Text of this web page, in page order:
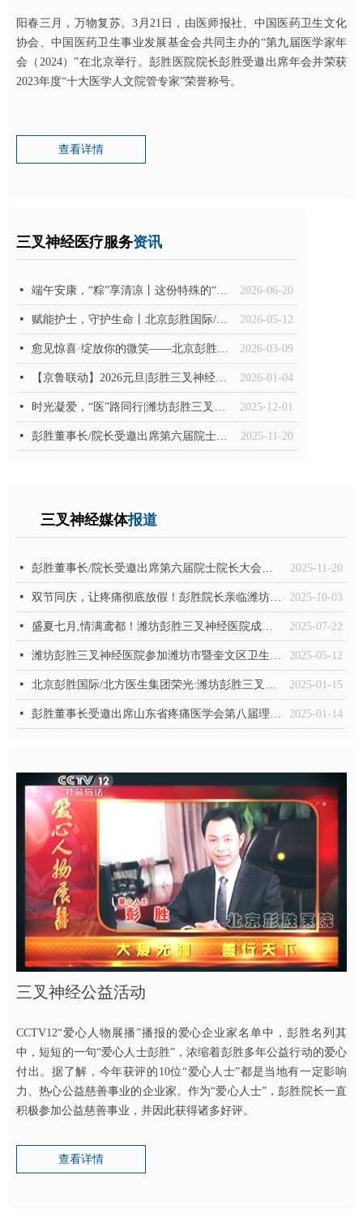
阳春三月，万物复苏。3月21日，由医师报社、中国医药卫生文化
协会、中国医药卫生事业发展基金会共同主办的“第九届医学家年
会（2024）”在北京举行。彭胜医院院长彭胜受邀出席年会并荣获
2023年度“十大医学人文院管专家”荣誉称号。
查看详情
三叉神经媒体报道
2025-11-20
넷 彭胜董事长/院长受邀出席第六届院士院长大会，与韩济生等院士共赴盛会
2025-10-03
넷 双节同庆，让疼痛彻底放假！彭胜院长亲临潍坊，为三叉神经痛患者开启无痛人生
2025-07-22
넷 盛夏七月,情满鸢都！潍坊彭胜三叉神经医院成功举办第56届彭友会,彭胜院长亲临潍坊院坐诊
2025-05-12
넷 潍坊彭胜三叉神经医院参加潍坊市暨奎文区卫生监督宣传月活动启动仪式
2025-01-15
넷 北京彭胜国际/北方医生集团荣光:潍坊彭胜三叉神经医院代表中西医结合镇痛专业委员会被授予“2024年度优秀分支机构”
2025-01-14
넷 彭胜董事长受邀出席山东省疼痛医学会第八届理事会第十四次常务理事会议、第三次理事（扩大）会议暨 2025 年度分支机构工作会议
三叉神经公益活动
CCTV12“爱心人物展播”播报的爱心企业家名单中，彭胜名列其
中，短短的一句“爱心人士彭胜”，浓缩着彭胜多年公益行动的爱心
付出。据了解，今年获评的10位“爱心人士”都是当地有一定影响
力、热心公益慈善事业的企业家。作为“爱心人士”，彭胜院长一直
积极参加公益慈善事业，并因此获得诸多好评。
查看详情
三叉神经医疗服务资讯
2026-06-20
넷 端午安康，“粽”享清凉丨这份特殊的“清风”礼物，送给勇敢抗“痛”的你
2026-05-12
넷 赋能护士，守护生命丨北京彭胜国际/北方医生集团2026年护士节温馨礼赞
2026-03-09
넷 愈见惊喜·绽放你的微笑——北京彭胜国际/北方医生集团3.8女神节主题活动温暖落幕
2026-01-04
넷 【京鲁联动】2026元旦|彭胜三叉神经京鲁两院联合会诊，为三叉神经痛患者解忧
2025-12-01
넷 时光凝爱，“医”路同行|潍坊彭胜三叉神经医院致敬5.12护士节
2025-11-20
넷 彭胜董事长/院长受邀出席第六届院士院长大会，与韩济生等院士共赴盛会